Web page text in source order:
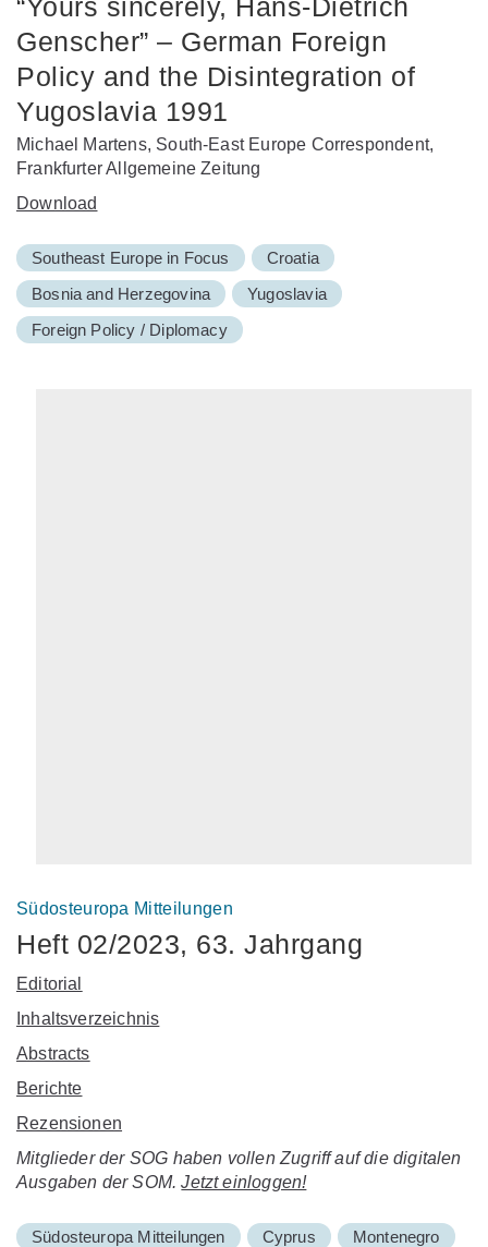
“Yours sincerely, Hans-Dietrich
Genscher” – German Foreign
Policy and the Disintegration of
Yugoslavia 1991
Michael Martens, South-East Europe Correspondent,
Frankfurter Allgemeine Zeitung
Download
Southeast Europe in Focus
Croatia
Bosnia and Herzegovina
Yugoslavia
Foreign Policy / Diplomacy
Südosteuropa Mitteilungen
Heft 02/2023, 63. Jahrgang
Editorial
Inhaltsverzeichnis
Abstracts
Berichte
Rezensionen
Mitglieder der SOG haben vollen Zugriff auf die digitalen
Ausgaben der SOM.Jetzt einloggen!
Südosteuropa Mitteilungen Cyprus
Montenegro